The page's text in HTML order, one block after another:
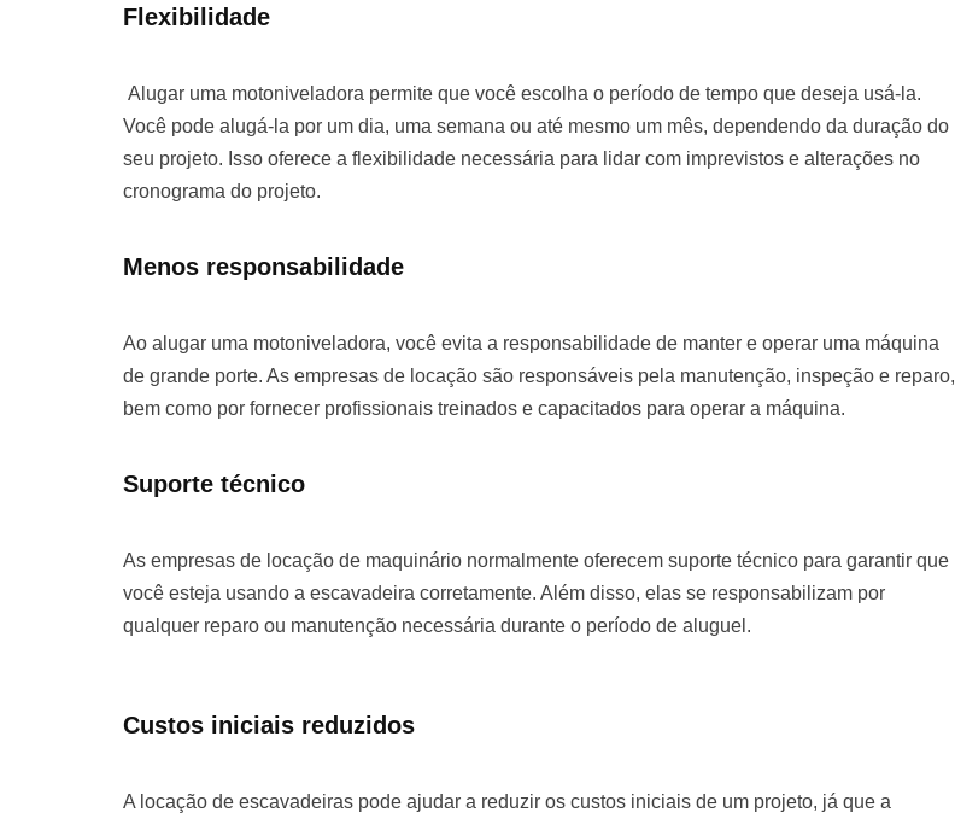
Flexibilidade
Alugar uma motoniveladora permite que você escolha o período de tempo que deseja usá-la.
Você pode alugá-la por um dia, uma semana ou até mesmo um mês, dependendo da duração do
seu projeto. Isso oferece a flexibilidade necessária para lidar com imprevistos e alterações no
cronograma do projeto.
Menos responsabilidade
Ao alugar uma motoniveladora, você evita a responsabilidade de manter e operar uma máquina
de grande porte. As empresas de locação são responsáveis pela manutenção, inspeção e reparo,
bem como por fornecer profissionais treinados e capacitados para operar a máquina.
Suporte técnico
As empresas de locação de maquinário normalmente oferecem suporte técnico para garantir que
você esteja usando a escavadeira corretamente. Além disso, elas se responsabilizam por
qualquer reparo ou manutenção necessária durante o período de aluguel.
Custos iniciais reduzidos
A locação de escavadeiras pode ajudar a reduzir os custos iniciais de um projeto, já que a